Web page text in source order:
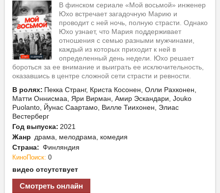
В финском сериале «Мой восьмой» инженер
Юхо встречает загадочную Марию и
проводит с ней ночь, полную страсти. Однако
Юхо узнает, что Мария поддерживает
отношения с семью разными мужчинами,
каждый из которых приходит к ней в
определенный день недели. Юхо решает
бороться за ее внимание и выиграть ее исключительность,
оказавшись в центре сложной сети страсти и ревности.
В ролях: Пекка Странг, Криста Косонен, Олли Рахконен,
Матти Оннисмаа, Яри Вирман, Амир Эскандари, Jouko
Puolanto, Йунас Саартамо, Вилле Тиихонен, Элиас
Вестерберг
Год выпуска: 2021
Жанр драма, мелодрама, комедия
Страна: Финляндия
КиноПоиск: 0
видео отсутствует
Смотреть онлайн